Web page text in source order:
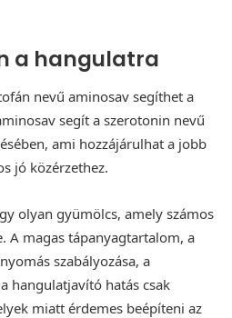
a hangulatra
nevű aminosav segíthet a
segít a szerotonin nevű
ami hozzájárulhat a jobb
jó közérzethez.
olyan gyümölcs, amely számos
A magas tápanyagtartalom, a
szabályozása, a
hangulatjavító hatás csak
miatt érdemes beépíteni az